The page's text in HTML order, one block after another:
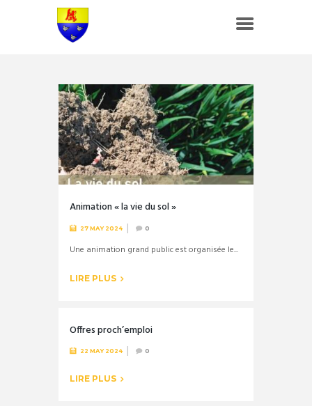
Animation « la vie du sol »
27 MAY 2024 0
Une animation grand public est organisée le...
LIRE PLUS
Offres proch’emploi
22 MAY 2024 0
LIRE PLUS